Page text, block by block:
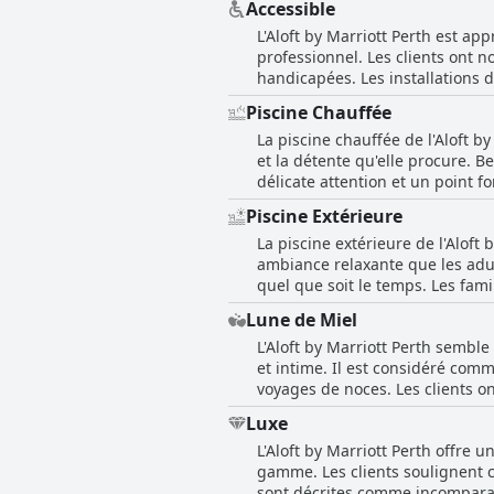
option fortement
étant impatients d'y revenir
l'expérience globale. Bien qu'il
satisfaction sont élevés pour
meilleures options de sa
Accessible
L'Aloft by Marriott Perth est
professionnel. Les clients ont
handicapées. Les installations
et des zones de stationnement
est évidente dans les
Piscine Chauffée
La piscine chauffée de l'Aloft
et la détente qu'elle procure.
délicate attention et un point
plus, la zone de la piscine est
être froide par moments. Dans
Piscine Extérieure
La piscine extérieure de l'Aloft
ambiance relaxante que les
quel que soit le temps. Les
les enfants. Dans l'ensemble,
gluten, contribuent
Lune de Miel
L'Aloft by Marriott Perth
et intime. Il est considéré
voyages de noces. Les clients
rendent leur séjour encore
Le personnel de l'hôtel se
sur les miroirs, créant ainsi un
l'ensemble, l'Aloft by Marriott
Luxe
L'Aloft by Marriott Perth offre
gamme. Les clients soulignent